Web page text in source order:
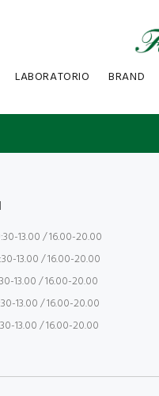
LABORATORIO BRAND
13.00 / 16.00-20.00
13.00 / 16.00-20.00
13.00 / 16.00-20.00
13.00 / 16.00-20.00
13.00 / 16.00-20.00